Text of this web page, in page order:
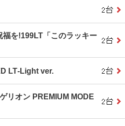
福を!199LT「このラッキー
LT‐Light ver.
リオン PREMIUM MODE